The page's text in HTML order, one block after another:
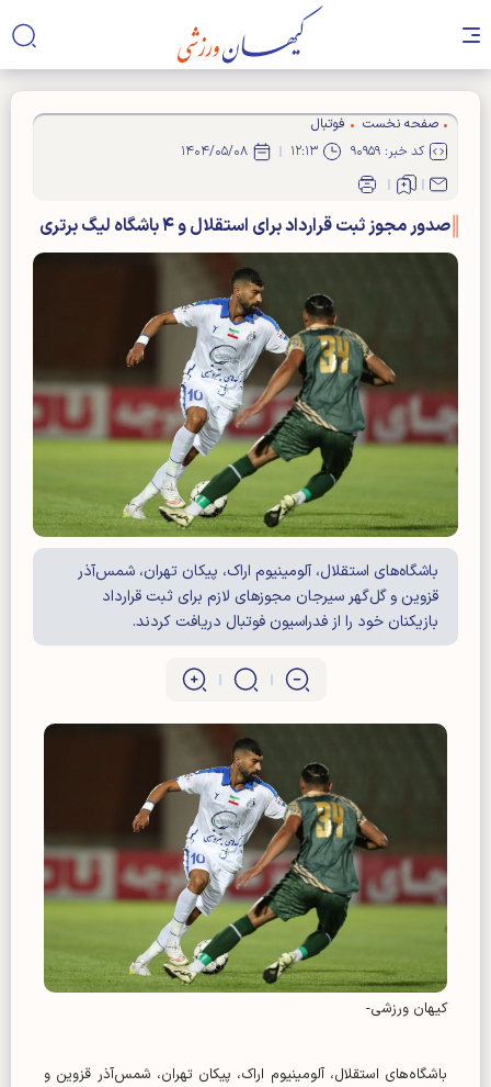
صفحه نخست
فوتبال
کد خبر: ۹۰۹۵۹
۱۲:۱۳ ۱۴۰۴/۰۵/۰۸
صدور مجوز ثبت قرارداد برای استقلال و ۴ باشگاه لیگ برتری
باشگاه‌های استقلال، آلومینیوم اراک، پیکان تهران، شمس‌آذر
قزوین و گل‌گهر سیرجان مجوزهای لازم برای ثبت قرارداد
بازیکنان خود را از فدراسیون فوتبال دریافت کردند.
کیهان ورزشی-
باشگاه‌های استقلال، آلومینیوم اراک، پیکان تهران، شمس‌آذر قزوین و